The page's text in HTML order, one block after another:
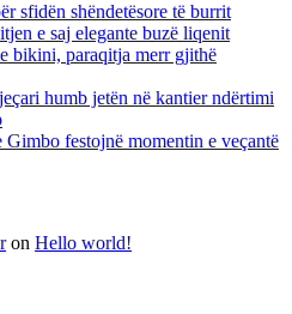
sfidën shëndetësore të burrit
e saj elegante buzë liqenit
bikini, paraqitja merr gjithë
humb jetën në kantier ndërtimi
Gimbo festojnë momentin e veçantë
on Hello world!